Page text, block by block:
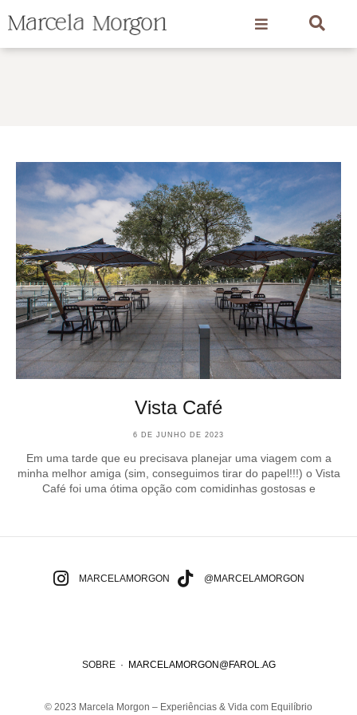
Vista Café
6 DE JUNHO DE 2023
Em uma tarde que eu precisava planejar uma viagem com a
minha melhor amiga (sim, conseguimos tirar do papel!!!) o Vista
Café foi uma ótima opção com comidinhas gostosas e
SOBRE· MARCELAMORGON@FAROL.AG
MARCELAMORGON @MARCELAMORGON
© 2023 Marcela Morgon – Experiências & Vida com Equilíbrio